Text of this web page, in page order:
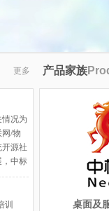
更多
况为
/物
源社
，中标
国际化
：上
岗位
训
产品家族
桌面及